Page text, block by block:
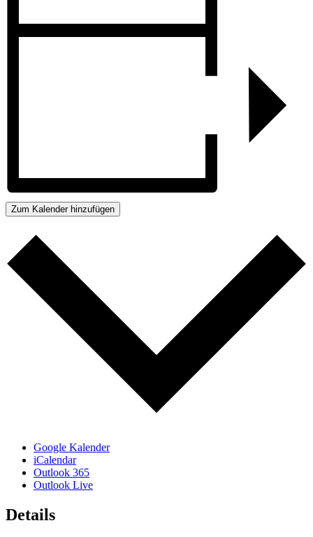
Zum Kalender hinzufügen
Google Kalender
iCalendar
Outlook 365
Outlook Live
Details